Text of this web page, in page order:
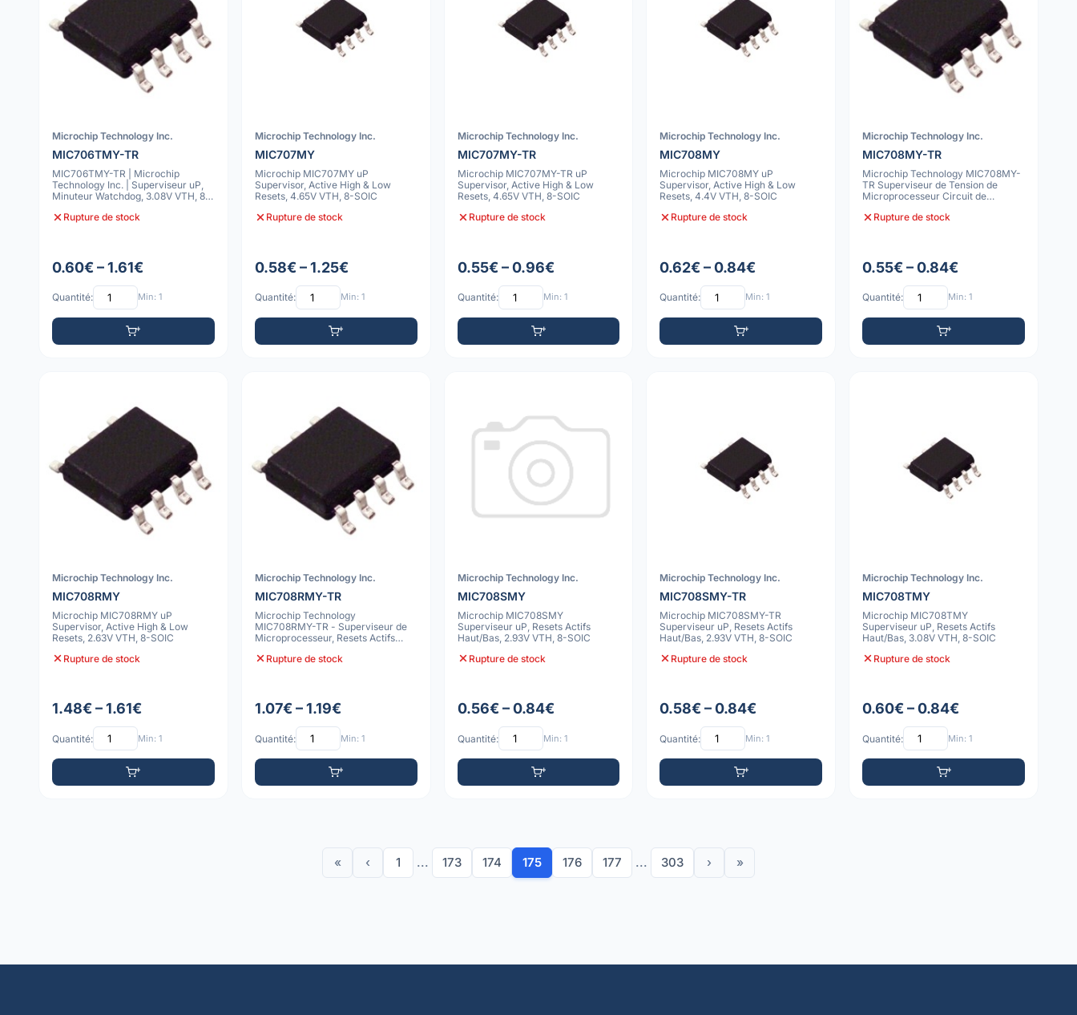
Microchip Technology Inc.
MIC706TMY-TR
MIC706TMY-TR | Microchip
Technology Inc. | Superviseur uP,
Minuteur Watchdog, 3.08V VTH, 8-
Rupture de stock
0.60€ – 1.61€
Quantité: Min: 1
Microchip Technology Inc.
MIC707MY
Microchip MIC707MY uP
Supervisor, Active High & Low
Resets, 4.65V VTH, 8-SOIC
Rupture de stock
0.58€ – 1.25€
Quantité: Min: 1
Microchip Technology Inc.
MIC707MY-TR
Microchip MIC707MY-TR uP
Supervisor, Active High & Low
Resets, 4.65V VTH, 8-SOIC
Rupture de stock
0.55€ – 0.96€
Quantité: Min: 1
Microchip Technology Inc.
MIC708MY
Microchip MIC708MY uP
Supervisor, Active High & Low
Resets, 4.4V VTH, 8-SOIC
Rupture de stock
0.62€ – 0.84€
Quantité: Min: 1
Microchip Technology Inc.
MIC708MY-TR
Microchip Technology MIC708MY-
TR Superviseur de Tension de
Microprocesseur Circuit de
Rupture de stock
0.55€ – 0.84€
Quantité: Min: 1
Microchip Technology Inc.
MIC708RMY
Microchip MIC708RMY uP
Supervisor, Active High & Low
Resets, 2.63V VTH, 8-SOIC
Rupture de stock
1.48€ – 1.61€
Quantité: Min: 1
Microchip Technology Inc.
MIC708RMY-TR
Microchip Technology
MIC708RMY-TR - Superviseur de
Microprocesseur, Resets Actifs
Rupture de stock
1.07€ – 1.19€
Quantité: Min: 1
Microchip Technology Inc.
MIC708SMY
Microchip MIC708SMY
Superviseur uP, Resets Actifs
Haut/Bas, 2.93V VTH, 8-SOIC
Rupture de stock
0.56€ – 0.84€
Quantité: Min: 1
Microchip Technology Inc.
MIC708SMY-TR
Microchip MIC708SMY-TR
Superviseur uP, Resets Actifs
Haut/Bas, 2.93V VTH, 8-SOIC
Rupture de stock
0.58€ – 0.84€
Quantité: Min: 1
Microchip Technology Inc.
MIC708TMY
Microchip MIC708TMY
Superviseur uP, Resets Actifs
Haut/Bas, 3.08V VTH, 8-SOIC
Rupture de stock
0.60€ – 0.84€
Quantité: Min: 1
« ‹ 1 ... 173 174 175 176 177 ... 303 › »